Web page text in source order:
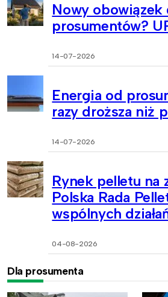
Nowy obowiązek
prosumentów?
14-07-2026
Energia od
razy droższa niż
14-07-2026
Rynek pelletu na
Polska Rada
wspólnych
04-08-2026
Dla prosumenta